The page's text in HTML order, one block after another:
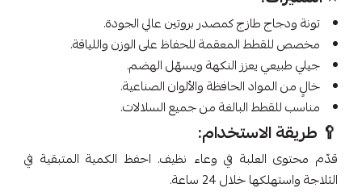
تونة ودجاج طازج كمصدر بروتين عالي الجودة.
مخصص للقطط المعقمة للحفاظ على الوزن واللياقة.
جيلي طبيعي يعزز النكهة ويسهّل الهضم.
خالٍ من المواد الحافظة والألوان الصناعية.
مناسب للقطط البالغة من جميع السلالات.
🥄 طريقة الاستخدام:
قدّم محتوى العلبة في وعاء نظيف. احفظ الكمية المتبقية في
الثلاجة واستهلكها خلال 24 ساعة.